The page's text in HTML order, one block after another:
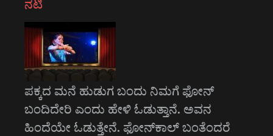
ನಟಿ
ಪಕ್ಕದ ಮನೆ ಹುಡುಗ ಬಂದು ನಿಮಗೆ ಫೋನ್
ಬಂದಿದೇರಿ ಎಂದು ಹೇಳಿ ಓಡುತ್ತಾನೆ. ಅವನ
ಹಿಂದೆಯೇ ಓಡುತ್ತೇನೆ. ಫೋನ್‌ಕಾಲ್ ಬಂತೆಂದರೆ